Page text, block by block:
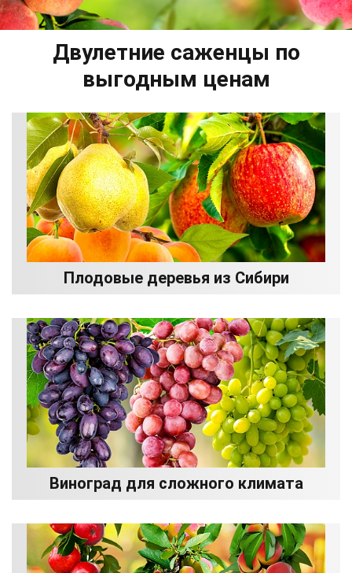
Двулетние саженцы по
выгодным ценам
Плодовые деревья из Сибири
Виноград для сложного климата